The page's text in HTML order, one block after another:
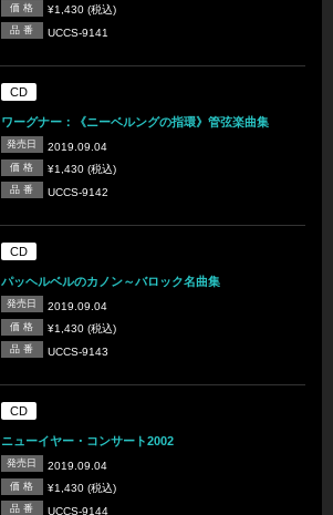
価 格 ¥1,430 (税込)
品 番 UCCS-9141
CD
ワーグナー：《ニーベルングの指環》管弦楽曲集
発売日 2019.09.04
価 格 ¥1,430 (税込)
品 番 UCCS-9142
CD
パッヘルベルのカノン～バロック名曲集
発売日 2019.09.04
価 格 ¥1,430 (税込)
品 番 UCCS-9143
CD
ニューイヤー・コンサート2002
発売日 2019.09.04
価 格 ¥1,430 (税込)
品 番 UCCS-9144